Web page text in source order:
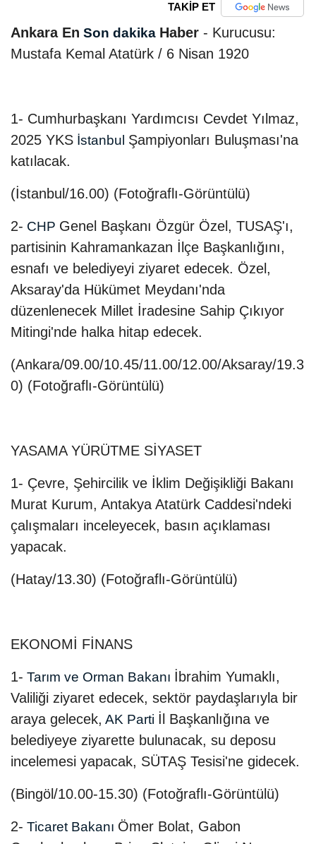
TAKİP ET
Ankara En Son dakika Haber - Kurucusu:
Mustafa Kemal Atatürk / 6 Nisan 1920
1- Cumhurbaşkanı Yardımcısı Cevdet Yılmaz,
2025 YKS İstanbul Şampiyonları Buluşması'na
katılacak.
(İstanbul/16.00) (Fotoğraflı-Görüntülü)
2- CHP Genel Başkanı Özgür Özel, TUSAŞ'ı,
partisinin Kahramankazan İlçe Başkanlığını,
esnafı ve belediyeyi ziyaret edecek. Özel,
Aksaray'da Hükümet Meydanı'nda
düzenlenecek Millet İradesine Sahip Çıkıyor
Mitingi'nde halka hitap edecek.
(Ankara/09.00/10.45/11.00/12.00/Aksaray/19.3
0) (Fotoğraflı-Görüntülü)
YASAMA YÜRÜTME SİYASET
1- Çevre, Şehircilik ve İklim Değişikliği Bakanı
Murat Kurum, Antakya Atatürk Caddesi'ndeki
çalışmaları inceleyecek, basın açıklaması
yapacak.
(Hatay/13.30) (Fotoğraflı-Görüntülü)
EKONOMİ FİNANS
1- Tarım ve Orman Bakanı İbrahim Yumaklı,
Valiliği ziyaret edecek, sektör paydaşlarıyla bir
araya gelecek, AK Parti İl Başkanlığına ve
belediyeye ziyarette bulunacak, su deposu
incelemesi yapacak, SÜTAŞ Tesisi'ne gidecek.
(Bingöl/10.00-15.30) (Fotoğraflı-Görüntülü)
2- Ticaret Bakanı Ömer Bolat, Gabon